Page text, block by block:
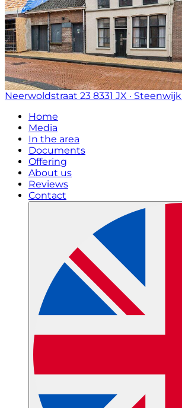
Neerwoldstraat 23 8331 JX · Steenwijk
Home
Media
In the area
Documents
Offering
About us
Reviews
Contact